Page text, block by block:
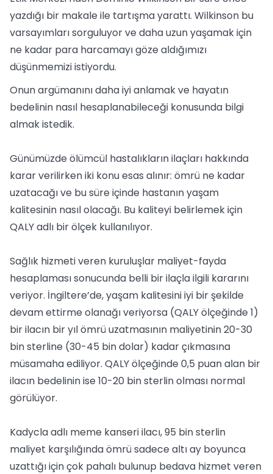
yazdığı bir makale ile tartışma yarattı. Wilkinson bu
varsayımları sorguluyor ve daha uzun yaşamak için
ne kadar para harcamayı göze aldığımızı
düşünmemizi istiyordu.
Onun argümanını daha iyi anlamak ve hayatın
bedelinin nasıl hesaplanabileceği konusunda bilgi
almak istedik.
Günümüzde ölümcül hastalıkların ilaçları hakkında
karar verilirken iki konu esas alınır: ömrü ne kadar
uzatacağı ve bu süre içinde hastanın yaşam
kalitesinin nasıl olacağı. Bu kaliteyi belirlemek için
QALY adlı bir ölçek kullanılıyor.
Sağlık hizmeti veren kuruluşlar maliyet-fayda
hesaplaması sonucunda belli bir ilaçla ilgili kararını
veriyor. İngiltere’de, yaşam kalitesini iyi bir şekilde
devam ettirme olanağı veriyorsa (QALY ölçeğinde 1)
bir ilacın bir yıl ömrü uzatmasının maliyetinin 20-30
bin sterline (30-45 bin dolar) kadar çıkmasına
müsamaha ediliyor. QALY ölçeğinde 0,5 puan alan bir
ilacın bedelinin ise 10-20 bin sterlin olması normal
görülüyor.
Kadycla adlı meme kanseri ilacı, 95 bin sterlin
maliyet karşılığında ömrü sadece altı ay boyunca
uzattığı için çok pahalı bulunup bedava hizmet veren